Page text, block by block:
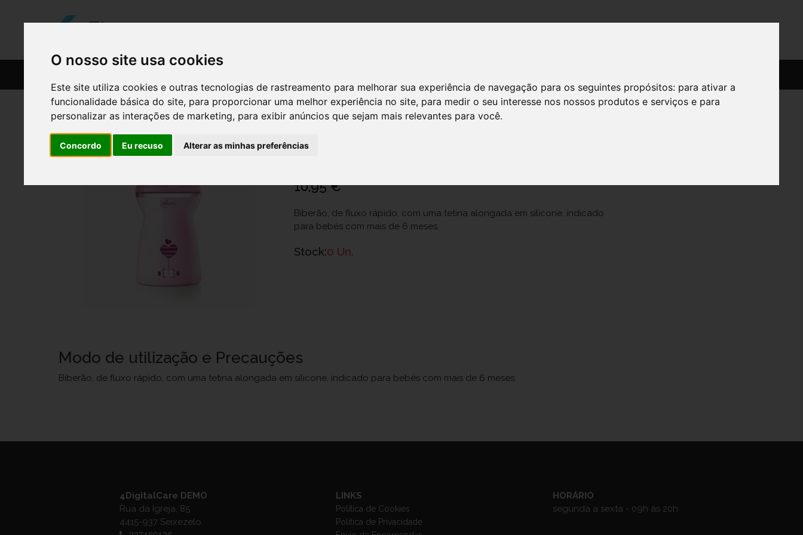
O nosso site usa cookies
Este site utiliza cookies e outras tecnologias de rastreamento para melhorar sua experiência de navegação para os seguintes propósitos: para ativar a
funcionalidade básica do site, para proporcionar uma melhor experiência no site, para medir o seu interesse nos nossos produtos e serviços e para
personalizar as interações de marketing, para exibir anúncios que sejam mais relevantes para você.
Concordo Eu recuso Alterar as minhas preferências
Ch.Bib80837110000 Bib Nat Feel Rosa 330 6m+
Ref.: 7762815
10,95 €
Biberão, de fluxo rápido, com uma tetina alongada em silicone, indicado
para bebés com mais de 6 meses.
Stock:0 Un.
Modo de utilização e Precauções
Biberão, de fluxo rápido, com uma tetina alongada em silicone, indicado para bebés com mais de 6 meses.
4DigitalCare DEMO
Rua da Igreja, 85
4415-937 Seixezelo
LINKS
Política de Cookies
Política de Privacidade
HORÁRIO
segunda a sexta - 09h às 20h